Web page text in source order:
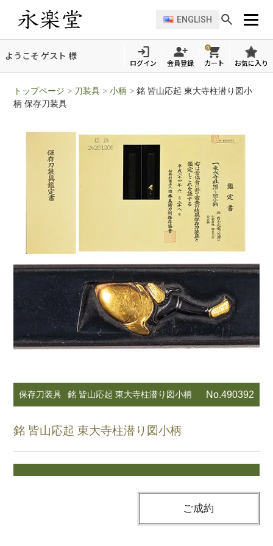
ENGLISH
ようこそ ゲスト 様
ログイン 会員登録
0
カート お気に入り
トップページ > 刀装具 >小柄 >銘 皆山応起 東大寺柱潜り図小
柄 保存刀装具
保存刀装具 銘 皆山応起 東大寺柱潜り図小柄 No.490392
銘 皆山応起 東大寺柱潜り図小柄
ご成約